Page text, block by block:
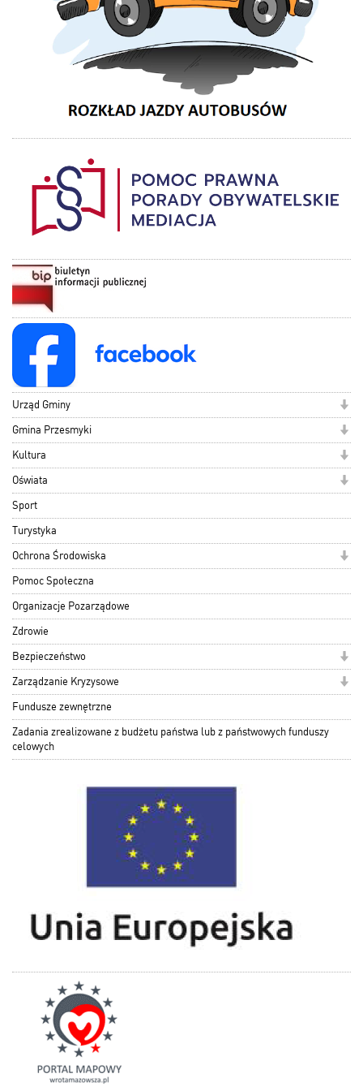
Urząd Gminy
Gmina Przesmyki
Kultura
Oświata
Sport
Turystyka
Ochrona Środowiska
Pomoc Społeczna
Organizacje Pozarządowe
Zdrowie
Bezpieczeństwo
Zarządzanie Kryzysowe
Fundusze zewnętrzne
Zadania zrealizowane z budżetu państwa lub z państwowych funduszy
celowych